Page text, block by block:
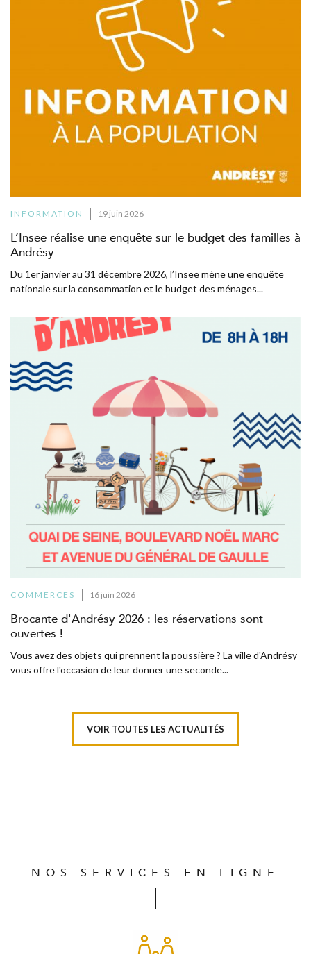
INFORMATION 19 juin 2026
L’Insee réalise une enquête sur le budget des familles à
Andrésy
Du 1er janvier au 31 décembre 2026, l’Insee mène une enquête
nationale sur la consommation et le budget des ménages...
COMMERCES 16 juin 2026
Brocante d'Andrésy 2026 : les réservations sont
ouvertes !
Vous avez des objets qui prennent la poussière ? La ville d'Andrésy
vous offre l'occasion de leur donner une seconde...
VOIR TOUTES LES ACTUALITÉS
NOS SERVICES EN LIGNE